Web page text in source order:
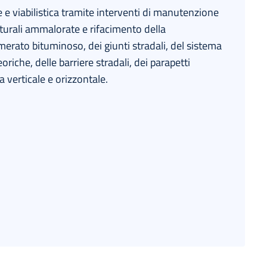
viabilistica tramite interventi di manutenzione
ammalorate e rifacimento della
bituminoso, dei giunti stradali, del sistema
delle barriere stradali, dei parapetti
verticale e orizzontale.